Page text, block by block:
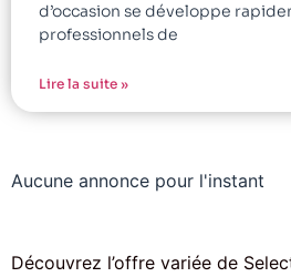
d’occasion se développe
professionnels de
Lire la suite »
Aucune annonce pour l'instant
Découvrez l’offre variée de